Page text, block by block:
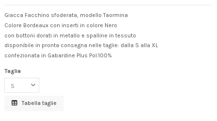
Giacca Facchino sfoderata, modello Taormina
Colore Bordeaux con inserti in colore Nero
con bottoni dorati in metallo e spalline in tessuto
disponibile in pronta consegna nelle taglie: dalla S alla XL
confezionata in Gabardine Plus Pol.100%
Taglia
Tabella taglie